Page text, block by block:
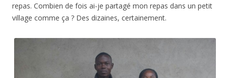
repas. Combien de fois ai-je partagé mon repas dans un petit
village comme ça ? Des dizaines, certainement.